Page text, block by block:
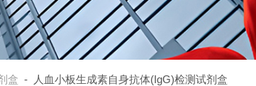
盒 - 人血小板生成素自身抗体(IgG)检测试剂盒